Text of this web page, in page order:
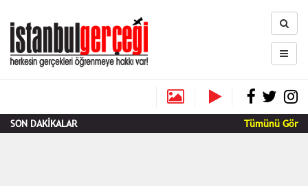
SON DAKİKALAR Tümünü Gör